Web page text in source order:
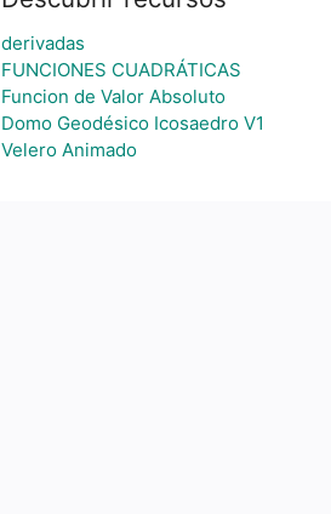
derivadas
FUNCIONES CUADRÁTICAS
Funcion de Valor Absoluto
Domo Geodésico Icosaedro V1
Velero Animado